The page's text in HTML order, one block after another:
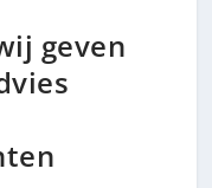
geven